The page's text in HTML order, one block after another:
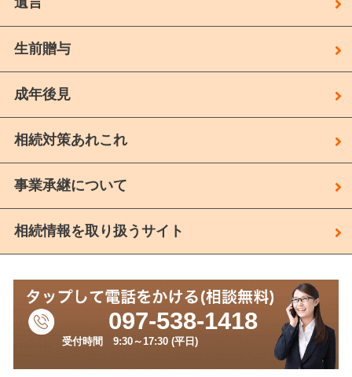
生前贈与
成年後見
相続対策あれこれ
事業承継について
相続情報を取り扱うサイト
097-538-1418
受付時間 9:30～17:30 (平日)